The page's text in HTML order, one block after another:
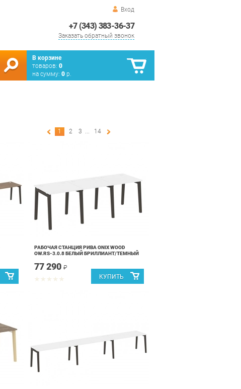
Вход
+7 (343) 383-36-37
Заказать обратный звонок
В корзине
товаров: 0
на сумму: 0 р.
1 2 3 ... 14
РАБОЧАЯ СТАНЦИЯ РИВА ONIX WOOD
OW.RS-3.0.8 БЕЛЫЙ БРИЛЛИАНТ/ТЕМНЫЙ
77 290 ₽